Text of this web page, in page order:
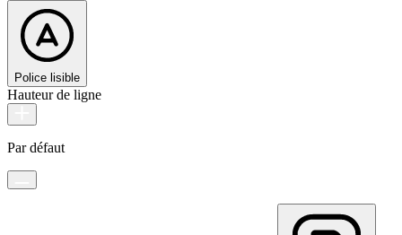
Police lisible
Hauteur de ligne
Par défaut